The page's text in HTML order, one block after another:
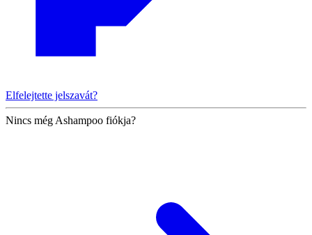
Elfelejtette jelszavát?
Nincs még Ashampoo fiókja?